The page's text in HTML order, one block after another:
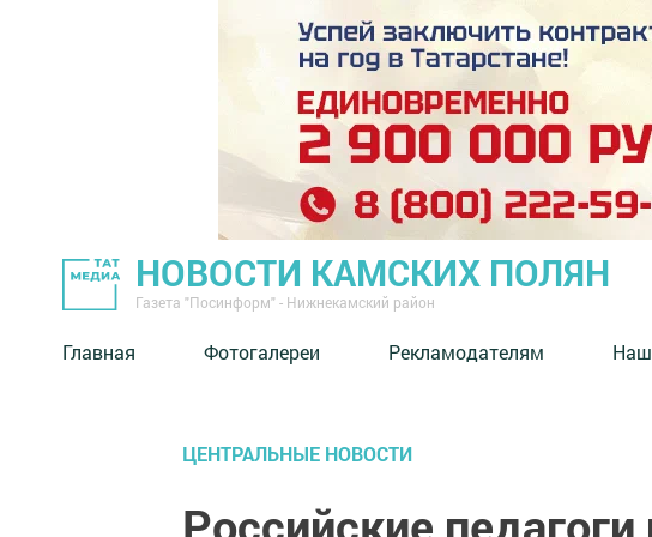
НОВОСТИ КАМСКИХ ПОЛЯН
Газета "Посинформ" - Нижнекамский район
Главная Фотогалереи Рекламодателям
ЦЕНТРАЛЬНЫЕ НОВОСТИ
Российские